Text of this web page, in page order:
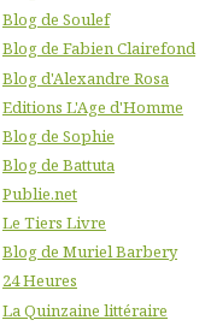
Blog de Soulef
Blog de Fabien Clairefond
Blog d'Alexandre Rosa
Editions L'Age d'Homme
Blog de Sophie
Blog de Battuta
Publie.net
Le Tiers Livre
Blog de Muriel Barbery
24 Heures
La Quinzaine littéraire